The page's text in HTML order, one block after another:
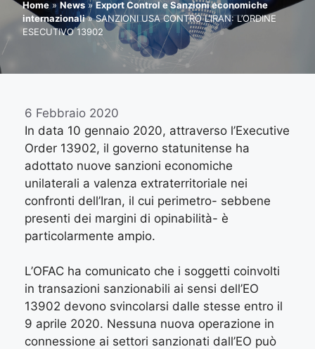
Home » News » Export Control e Sanzioni economiche
internazionali » SANZIONI USA CONTRO L’IRAN: L’ORDINE
ESECUTIVO 13902
6 Febbraio 2020
In data 10 gennaio 2020, attraverso l’Executive
Order 13902, il governo statunitense ha
adottato nuove sanzioni economiche
unilaterali a valenza extraterritoriale nei
confronti dell’Iran, il cui perimetro- sebbene
presenti dei margini di opinabilità- è
particolarmente ampio.
L’OFAC ha comunicato che i soggetti coinvolti
in transazioni sanzionabili ai sensi dell’EO
13902 devono svincolarsi dalle stesse entro il
9 aprile 2020. Nessuna nuova operazione in
connessione ai settori sanzionati dall’EO può